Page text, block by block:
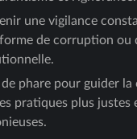
une vigilance
de corruption ou
phare pour guider la
pratiques plus justes